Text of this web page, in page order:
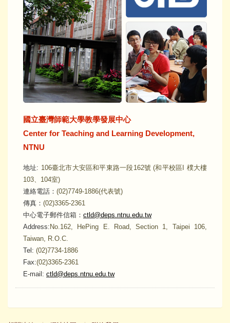
國立臺灣師範大學教學發展中心
Center for Teaching and Learning Development,
NTNU
地址: 106臺北市大安區和平東路一段162號 (和平校區I 樸大樓
103、104室)
連絡電話： (02)7749-1886(代表號)
傳真： (02)3365-2361
中心電子郵件信箱： ctld@deps.ntnu.edu.tw
Address: No.162, HePing E. Road, Section 1, Taipei 106,
Taiwan, R.O.C.
Tel: (02)7734-1886
Fax:(02)3365-2361
E-mail: ctld@deps.ntnu.edu.tw